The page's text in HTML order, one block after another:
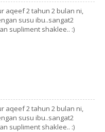
aqeef 2 tahun 2 bulan ni,
susu ibu..sangat2
supliment shaklee.. :)
aqeef 2 tahun 2 bulan ni,
susu ibu..sangat2
supliment shaklee.. :)